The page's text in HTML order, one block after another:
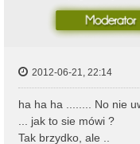
2012-06-21, 22:14
ha ha ha ........ No nie
... jak to sie mówi ?
Tak brzydko, ale ..